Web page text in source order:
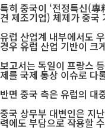
특히 중국이 ‘전정특신(
견 제조기업) 체제가 중국
유럽 산업계 내부에서도
경우 유럽 산업 기반이 크
보고서는 독일이 프랑스
제를 국제 통상 이슈로 다
반면 중국 측은 유럽의 대
중국 상무부 대변인은 지
력에도 부담으로 작용할